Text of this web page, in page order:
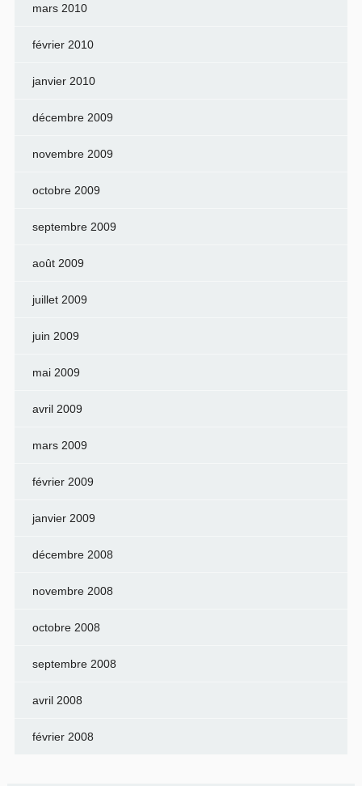
mars 2010
février 2010
janvier 2010
décembre 2009
novembre 2009
octobre 2009
septembre 2009
août 2009
juillet 2009
juin 2009
mai 2009
avril 2009
mars 2009
février 2009
janvier 2009
décembre 2008
novembre 2008
octobre 2008
septembre 2008
avril 2008
février 2008